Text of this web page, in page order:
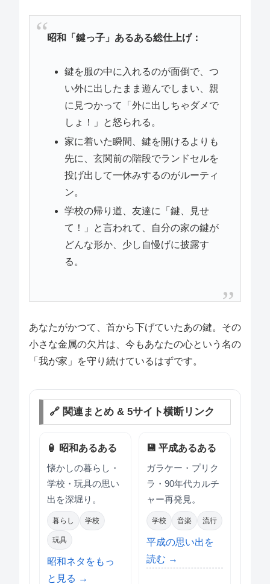
昭和「鍵っ子」あるある総仕上げ：
鍵を服の中に入れるのが面倒で、つ
い外に出したまま遊んでしまい、親
に見つかって「外に出しちゃダメで
しょ！」と怒られる。
家に着いた瞬間、鍵を開けるよりも
先に、玄関前の階段でランドセルを
投げ出して一休みするのがルーティ
ン。
学校の帰り道、友達に「鍵、見せ
て！」と言われて、自分の家の鍵が
どんな形か、少し自慢げに披露す
る。
あなたがかつて、首から下げていたあの鍵。その
小さな金属の欠片は、今もあなたの心という名の
「我が家」を守り続けているはずです。
🔗 関連まとめ & 5サイト横断リンク
🏮 昭和あるある
懐かしの暮らし・
学校・玩具の思い
出を深堀り。
暮らし 学校
玩具
昭和ネタをもっ
と見る →
💾 平成あるある
ガラケー・プリク
ラ・90年代カルチ
ャー再発見。
学校 音楽 流行
平成の思い出を
読む →